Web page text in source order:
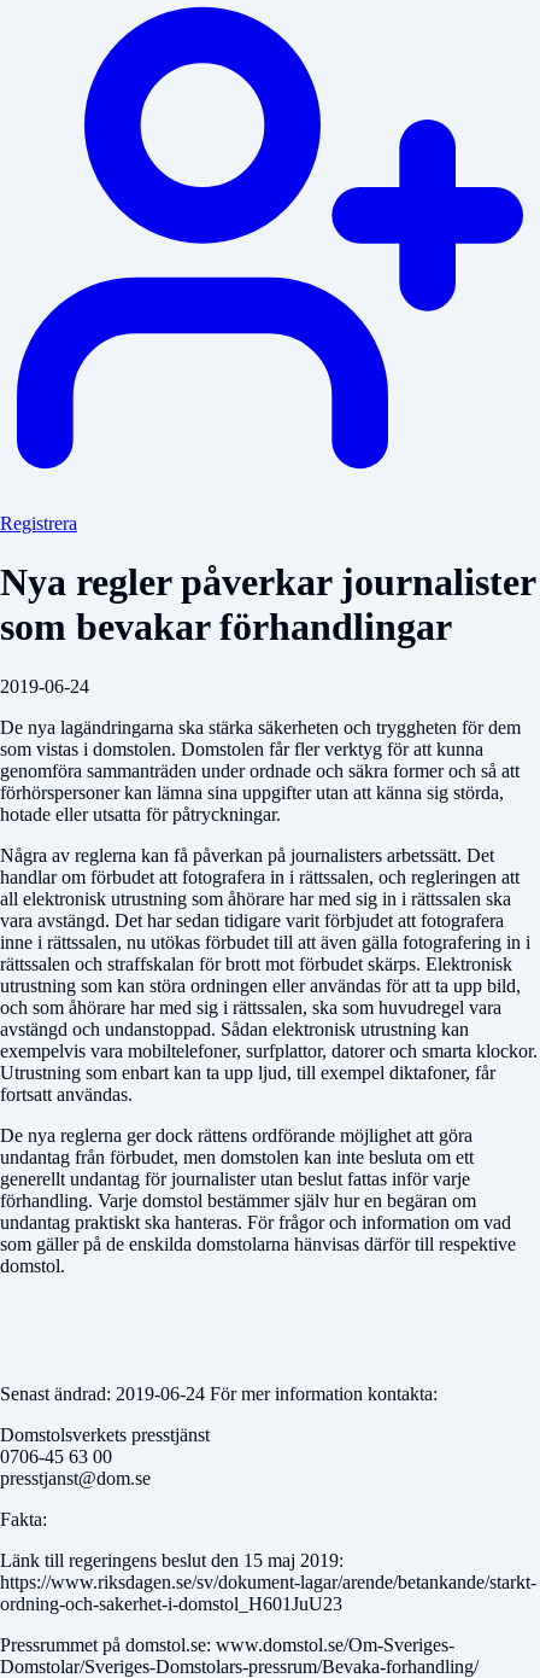
Registrera
Nya regler påverkar journalister
som bevakar förhandlingar
2019-06-24
De nya lagändringarna ska stärka säkerheten och tryggheten för dem
som vistas i domstolen. Domstolen får fler verktyg för att kunna
genomföra sammanträden under ordnade och säkra former och så att
förhörspersoner kan lämna sina uppgifter utan att känna sig störda,
hotade eller utsatta för påtryckningar.
Några av reglerna kan få påverkan på journalisters arbetssätt. Det
handlar om förbudet att fotografera in i rättssalen, och regleringen att
all elektronisk utrustning som åhörare har med sig in i rättssalen ska
vara avstängd. Det har sedan tidigare varit förbjudet att fotografera
inne i rättssalen, nu utökas förbudet till att även gälla fotografering in i
rättssalen och straffskalan för brott mot förbudet skärps. Elektronisk
utrustning som kan störa ordningen eller användas för att ta upp bild,
och som åhörare har med sig i rättssalen, ska som huvudregel vara
avstängd och undanstoppad. Sådan elektronisk utrustning kan
exempelvis vara mobiltelefoner, surfplattor, datorer och smarta klockor.
Utrustning som enbart kan ta upp ljud, till exempel diktafoner, får
fortsatt användas.
De nya reglerna ger dock rättens ordförande möjlighet att göra
undantag från förbudet, men domstolen kan inte besluta om ett
generellt undantag för journalister utan beslut fattas inför varje
förhandling. Varje domstol bestämmer själv hur en begäran om
undantag praktiskt ska hanteras. För frågor och information om vad
som gäller på de enskilda domstolarna hänvisas därför till respektive
domstol.
Senast ändrad: 2019-06-24 För mer information kontakta:
Domstolsverkets presstjänst
0706-45 63 00
presstjanst@dom.se
Fakta:
Länk till regeringens beslut den 15 maj 2019:
https://www.riksdagen.se/sv/dokument-lagar/arende/betankande/starkt-
ordning-och-sakerhet-i-domstol_H601JuU23
Pressrummet på domstol.se: www.domstol.se/Om-Sveriges-
Domstolar/Sveriges-Domstolars-pressrum/Bevaka-forhandling/